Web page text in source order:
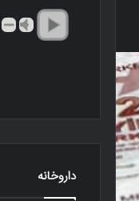
داروخانه